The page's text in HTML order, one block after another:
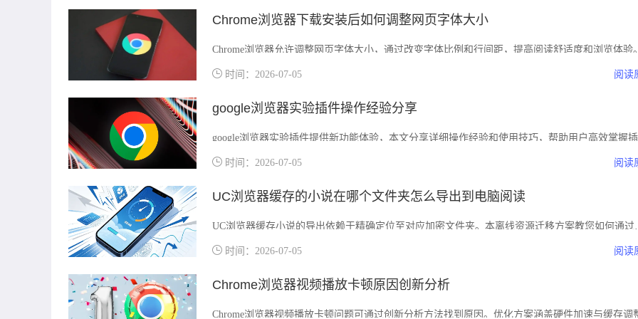
Chrome浏览器下载安装后如何调整网页字体大小
Chrome浏览器允许调整网页字体大小，通过改变字体比例和行间距，提高阅读舒适度和浏览体验。
时间：2026-07-05 阅读
google浏览器实验插件操作经验分享
google浏览器实验插件提供新功能体验，本文分享详细操作经验和使用技巧，帮助用户高效掌握插
时间：2026-07-05
阅读
UC浏览器缓存的小说在哪个文件夹怎么导出到电脑阅读
UC浏览器缓存小说的导出依赖于精确定位至对应加密文件夹。本离线资源迁移方案教您如何通过
时间：2026-07-05
阅读
Chrome浏览器视频播放卡顿原因创新分析
Chrome浏览器视频播放卡顿问题可通过创新分析方法找到原因。优化方案涵盖硬件加速与缓存调